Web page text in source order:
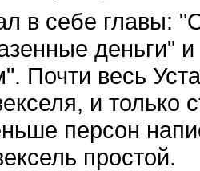
в себе главы:
деньги"
Почти весь
и только
персон
простой.